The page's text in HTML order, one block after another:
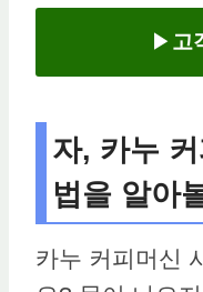
▶ 고
자, 카누
법을 알아
카누 커피머신